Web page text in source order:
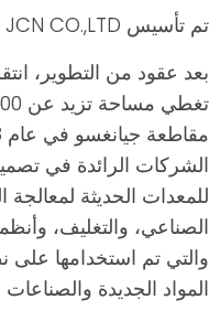
تم تأسيس JCN CO.,LTD في عام 2004 في شنغهاي.
بعد عقود من التطوير،
الشركات الرائدة في
للمعدات الحديثة لمعالجة
الصناعي، والتغليف،
والتي تم استخدامها
المواد الجديدة